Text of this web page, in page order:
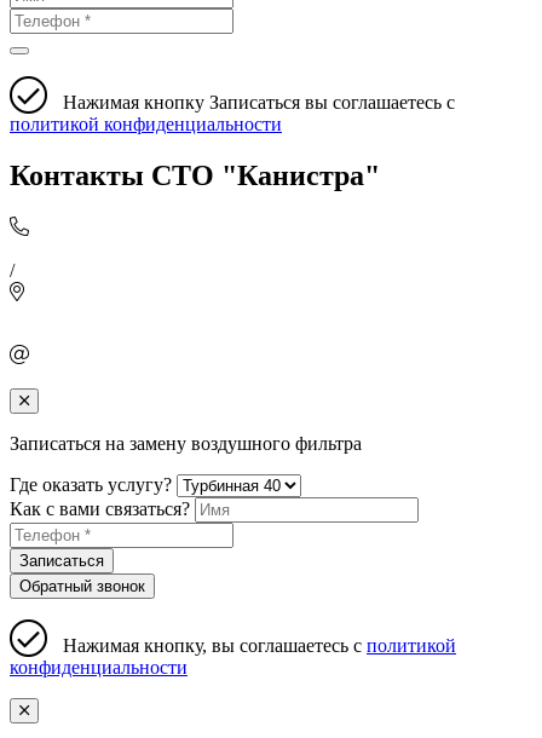
Нажимая кнопку Записаться вы соглашаетесь с
политикой конфиденциальности
Контакты СТО "Канистра"
/
Записаться на замену воздушного фильтра
Где оказать услугу?
Как с вами связаться?
Записаться
Обратный звонок
Нажимая кнопку, вы соглашаетесь с политикой
конфиденциальности